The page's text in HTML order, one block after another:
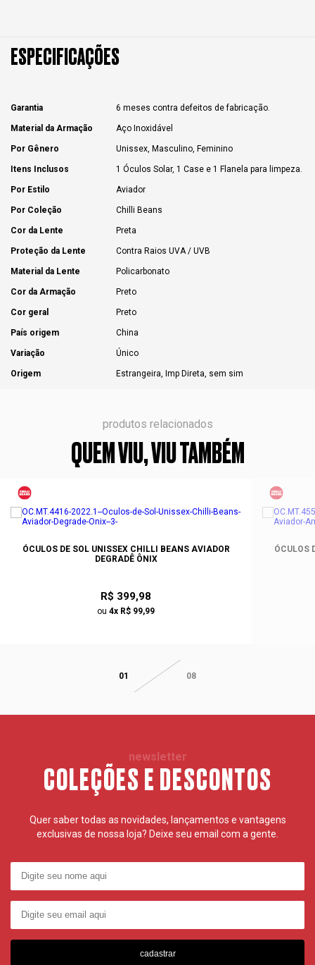
ESPECIFICAÇÕES
Garantia 6 meses contra defeitos de fabricação.
Material da Armação Aço Inoxidável
Por Gênero Unissex, Masculino, Feminino
Itens Inclusos 1 Óculos Solar, 1 Case e 1 Flanela para limpeza.
Por Estilo Aviador
Por Coleção Chilli Beans
Cor da Lente Preta
Proteção da Lente Contra Raios UVA / UVB
Material da Lente Policarbonato
Cor da Armação Preto
Cor geral Preto
País origem China
Variação Único
Origem Estrangeira, Imp Direta, sem sim
produtos relacionados
QUEM VIU, VIU TAMBÉM
ÓCULOS DE SOL UNISSEX CHILLI BEANS AVIADOR
DEGRADÊ ÔNIX
R$ 399,98
ou 4x R$ 99,99
ÓCULOS
01 08
newsletter
COLEÇÕES E DESCONTOS
Quer saber todas as novidades, lançamentos e vantagens
exclusivas de nossa loja? Deixe seu email com a gente.
cadastrar